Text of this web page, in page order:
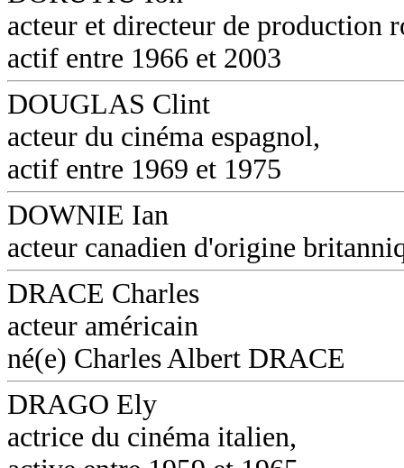
acteur et directeur de production
actif entre 1966 et 2003
DOUGLAS Clint
acteur du cinéma espagnol,
actif entre 1969 et 1975
DOWNIE Ian
acteur canadien d'origine
DRACE Charles
acteur américain
né(e) Charles Albert DRACE
DRAGO Ely
actrice du cinéma italien,